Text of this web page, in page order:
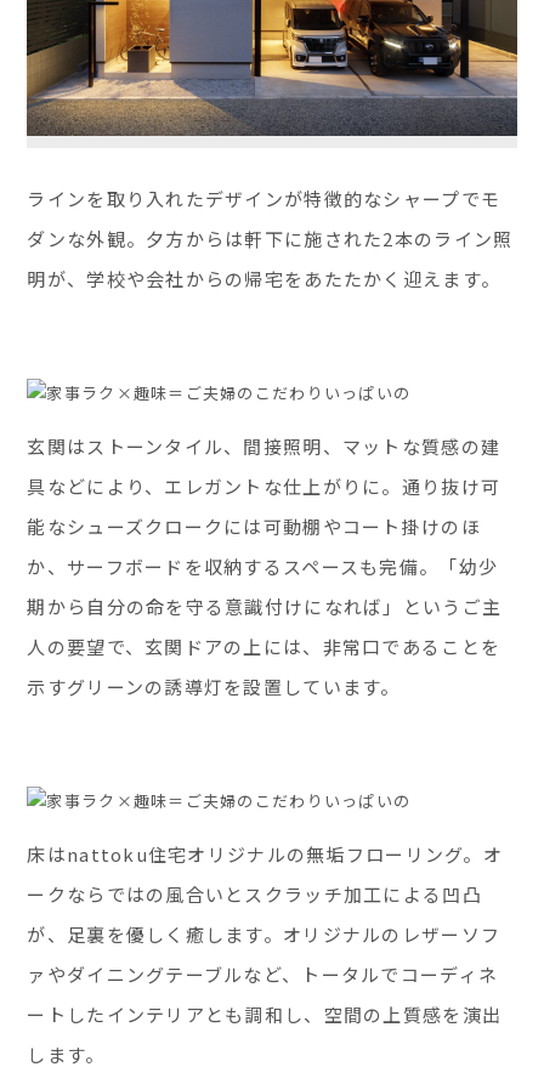
ラインを取り入れたデザインが特徴的なシャープでモ
ダンな外観。夕方からは軒下に施された2本のライン照
明が、学校や会社からの帰宅をあたたかく迎えます。
玄関はストーンタイル、間接照明、マットな質感の建
具などにより、エレガントな仕上がりに。通り抜け可
能なシューズクロークには可動棚やコート掛けのほ
か、サーフボードを収納するスペースも完備。「幼少
期から自分の命を守る意識付けになれば」というご主
人の要望で、玄関ドアの上には、非常口であることを
示すグリーンの誘導灯を設置しています。
床はnattoku住宅オリジナルの無垢フローリング。オ
ークならではの風合いとスクラッチ加工による凹凸
が、足裏を優しく癒します。オリジナルのレザーソフ
ァやダイニングテーブルなど、トータルでコーディネ
ートしたインテリアとも調和し、空間の上質感を演出
します。